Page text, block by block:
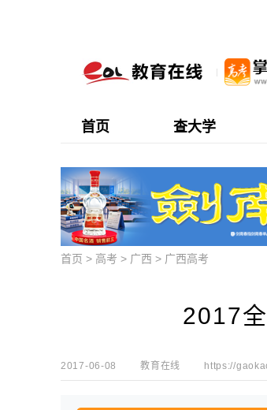
首页 查大学
首页 > 高考 > 广西 > 广西高考
2017
2017-06-08 教育在线 https://